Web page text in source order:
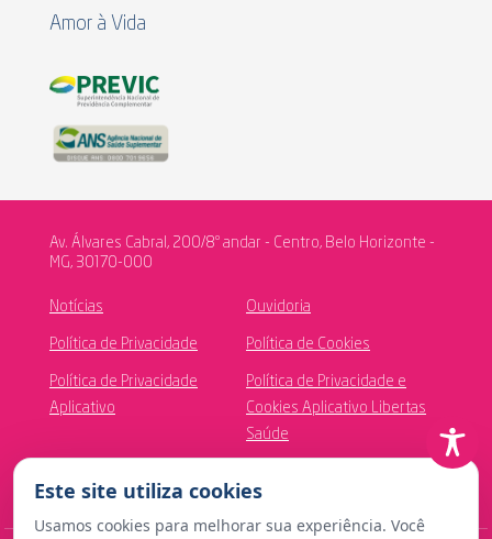
Amor à Vida
Av. Álvares Cabral, 200/8º andar - Centro, Belo Horizonte -
MG, 30170-000
Notícias Ouvidoria
Política de Privacidade Política de Cookies
Política de Privacidade
Aplicativo
Política de Privacidade e
Cookies Aplicativo Libertas
Saúde
Este site utiliza cookies
Usamos cookies para melhorar sua experiência. Você